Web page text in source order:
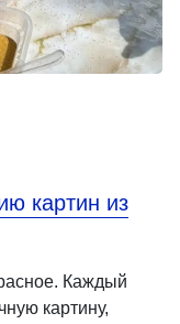
картин из
Каждый
картину,